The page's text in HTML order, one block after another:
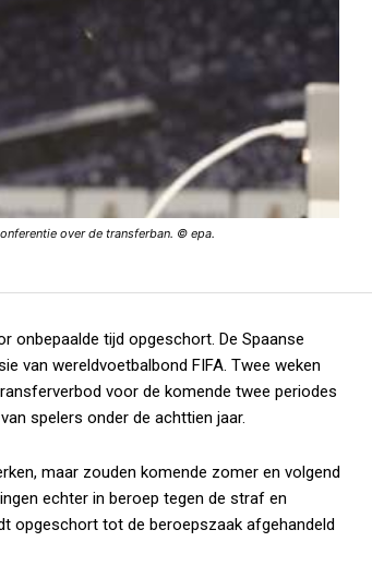
over de transferban. © epa.
onbepaalde tijd opgeschort. De Spaanse
van wereldvoetbalbond FIFA. Twee weken
voor de komende twee periodes
spelers onder de achttien jaar.
maar zouden komende zomer en volgend
echter in beroep tegen de straf en
opgeschort tot de beroepszaak afgehandeld